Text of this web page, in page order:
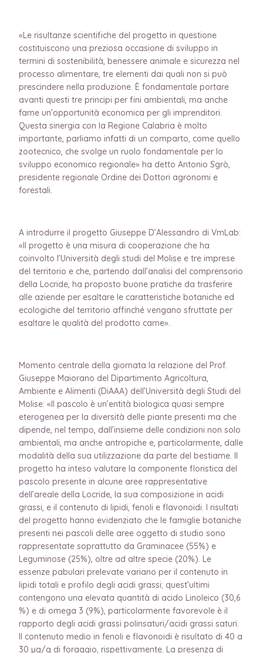
«Le risultanze scientifiche del progetto in questione
costituiscono una preziosa occasione di sviluppo in
termini di sostenibilità, benessere animale e sicurezza nel
processo alimentare, tre elementi dai quali non si può
prescindere nella produzione. È fondamentale portare
avanti questi tre principi per fini ambientali, ma anche
farne un’opportunità economica per gli imprenditori.
Questa sinergia con la Regione Calabria è molto
importante, parliamo infatti di un comparto, come quello
zootecnico, che svolge un ruolo fondamentale per lo
sviluppo economico regionale» ha detto Antonio Sgrò,
presidente regionale Ordine dei Dottori agronomi e
forestali.
A introdurre il progetto Giuseppe D’Alessandro di VmLab:
«Il progetto è una misura di cooperazione che ha
coinvolto l’Università degli studi del Molise e tre imprese
del territorio e che, partendo dall’analisi del comprensorio
della Locride, ha proposto buone pratiche da trasferire
alle aziende per esaltare le caratteristiche botaniche ed
ecologiche del territorio affinché vengano sfruttate per
esaltare le qualità del prodotto carne».
Momento centrale della giornata la relazione del Prof.
Giuseppe Maiorano del Dipartimento Agricoltura,
Ambiente e Alimenti (DiAAA) dell’Università degli Studi del
Molise: «Il pascolo è un’entità biologica quasi sempre
eterogenea per la diversità delle piante presenti ma che
dipende, nel tempo, dall’insieme delle condizioni non solo
ambientali, ma anche antropiche e, particolarmente, dalle
modalità della sua utilizzazione da parte del bestiame. Il
progetto ha inteso valutare la componente floristica del
pascolo presente in alcune aree rappresentative
dell’areale della Locride, la sua composizione in acidi
grassi, e il contenuto di lipidi, fenoli e flavonoidi. I risultati
del progetto hanno evidenziato che le famiglie botaniche
presenti nei pascoli delle aree oggetto di studio sono
rappresentate soprattutto da Graminacee (55%) e
Leguminose (25%), oltre ad altre specie (20%). Le
essenze pabulari prelevate variano per il contenuto in
lipidi totali e profilo degli acidi grassi; quest’ultimi
contengono una elevata quantità di acido Linoleico (30,6
%) e di omega 3 (9%), particolarmente favorevole è il
rapporto degli acidi grassi polinsaturi/acidi grassi saturi.
Il contenuto medio in fenoli e flavonoidi è risultato di 40 a
30 µg/g di foraggio, rispettivamente. La presenza di